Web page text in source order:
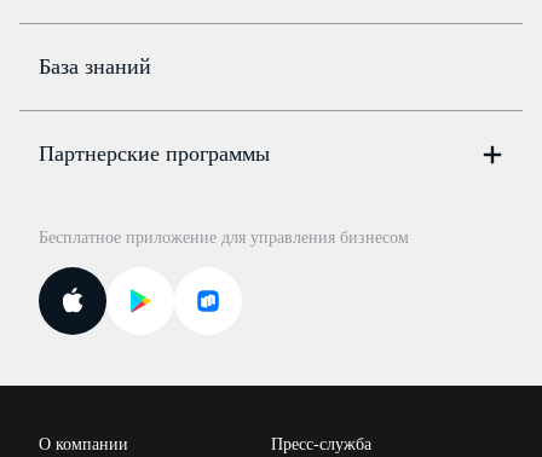
Цены
Бюро
Консультации по учёту и налогам
Курсы повышения квалификации
Госпроверки
Поиск ответа на вопрос
Новости законодательства
База знаний
Партнерские программы
Для самозанятых
Бесплатное приложение для управления бизнесом
О компании
Пресс-служба